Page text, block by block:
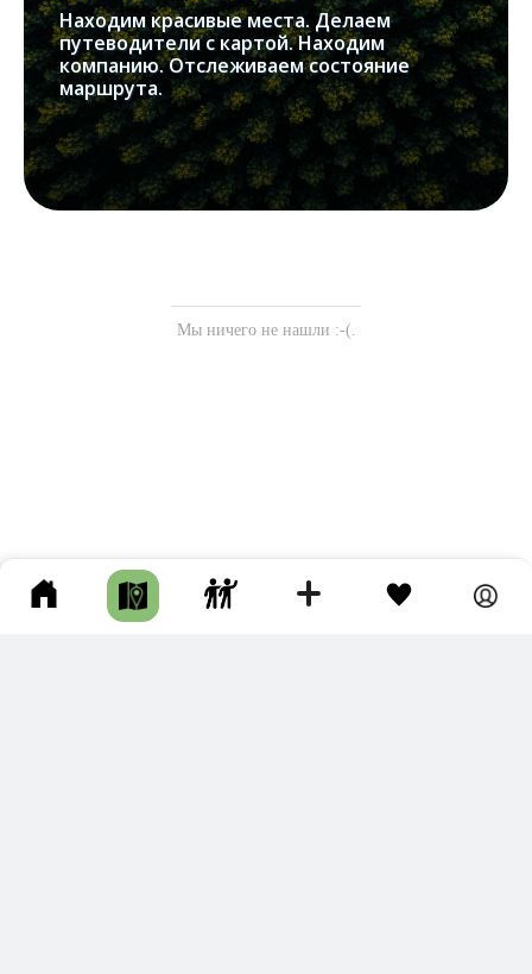
Находим красивые места. Делаем
путеводители с картой. Находим
компанию. Отслеживаем состояние
маршрута.
Мы ничего не нашли :-(.